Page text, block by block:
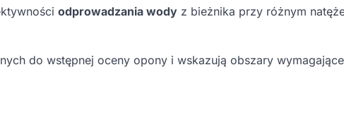
odprowadzania wody z bieżnika przy różnym
do wstępnej oceny opony i wskazują obszary wymagające